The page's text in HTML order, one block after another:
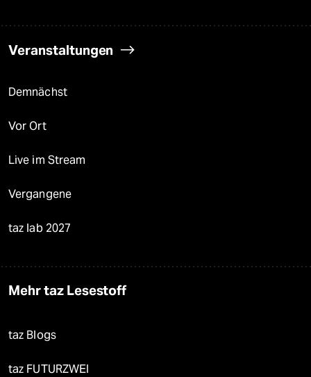
Veranstaltungen
Demnächst
Vor Ort
Live im Stream
Vergangene
taz lab 2027
Mehr taz Lesestoff
taz Blogs
taz FUTURZWEI